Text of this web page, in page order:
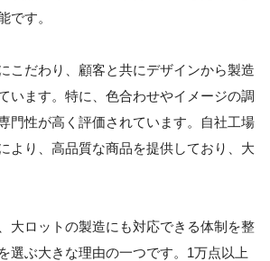
です。
こだわり、顧客と共にデザインから製造
います。特に、色合わせやイメージの調
門性が高く評価されています。自社工場
より、高品質な商品を提供しており、大
大ロットの製造にも対応できる体制を整
選ぶ大きな理由の一つです。1万点以上